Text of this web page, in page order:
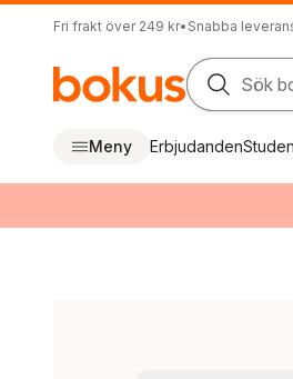
Fri frakt över 249 kr• Snabba
Sök
Meny Erbjudanden